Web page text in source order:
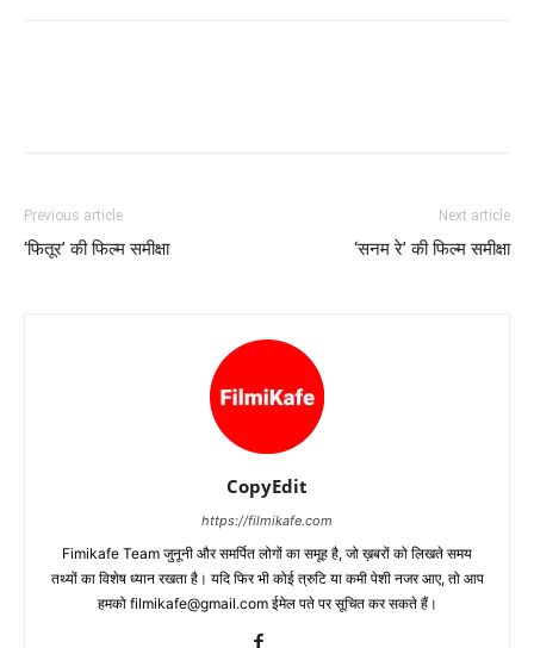
Previous article
‘फितूर’ की फिल्म समीक्षा
Next article
‘सनम रे’ की फिल्‍म समीक्षा
CopyEdit
https://filmikafe.com
Fimikafe Team जुनूनी और समर्पित लोगों का समूह है, जो ख़बरों को लिखते समय
तथ्‍यों का विशेष ध्‍यान रखता है। यदि फिर भी कोई त्रुटि या कमी पेशी नजर आए, तो आप
हमको filmikafe@gmail.com ईमेल पते पर सूचित कर सकते हैं।